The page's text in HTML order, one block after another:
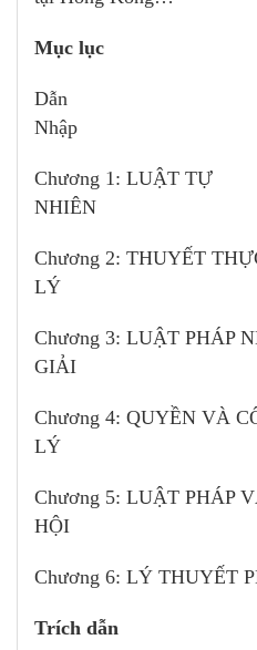
Mục lục
Dẫn
Chương 1: LUẬT TỰ
Chương 2: THUYẾT
LÝ
Chương 3: LUẬT PHÁP
GIẢI
Chương 4: QUYỀN VÀ
LÝ
Chương 5: LUẬT PHÁP
HỘI
Chương 6: LÝ THUYẾT
Trích dẫn